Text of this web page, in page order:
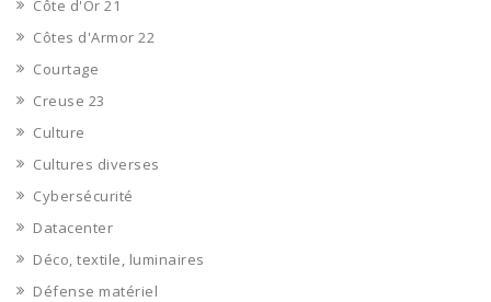
Côte d'Or 21
Côtes d'Armor 22
Courtage
Creuse 23
Culture
Cultures diverses
Cybersécurité
Datacenter
Déco, textile, luminaires
Défense matériel